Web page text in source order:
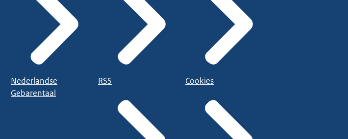
Nederlandse
Gebarentaal
RSS Cookies